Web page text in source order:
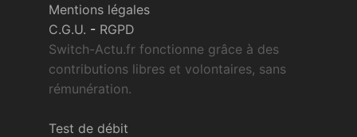
Mentions légales
C.G.U. - RGPD
Switch-Actu.fr fonctionne grâce à des
contributions libres et volontaires, sans
rémunération.
Test de débit